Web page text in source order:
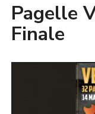
Pagelle
Finale